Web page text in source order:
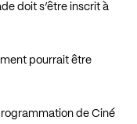
doit s’être inscrit à
pourrait être
de Ciné